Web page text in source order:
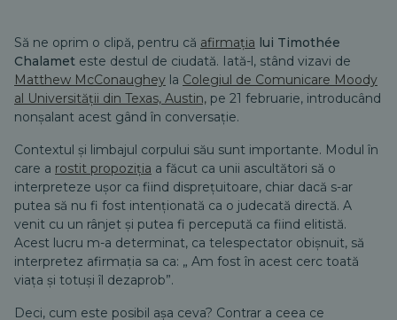
Să ne oprim o clipă, pentru că afirmația lui Timothée
Chalamet este destul de ciudată. Iată-l, stând vizavi de
Matthew McConaughey la Colegiul de Comunicare Moody
al Universității din Texas, Austin, pe 21 februarie, introducând
nonșalant acest gând în conversație.
Contextul și limbajul corpului său sunt importante. Modul în
care a rostit propoziția a făcut ca unii ascultători să o
interpreteze ușor ca fiind disprețuitoare, chiar dacă s-ar
putea să nu fi fost intenționată ca o judecată directă. A
venit cu un rânjet și putea fi percepută ca fiind elitistă.
Acest lucru m-a determinat, ca telespectator obișnuit, să
interpretez afirmația sa ca: „ Am fost în acest cerc toată
viața și totuși îl dezaprob”.
Deci, cum este posibil așa ceva? Contrar a ceea ce